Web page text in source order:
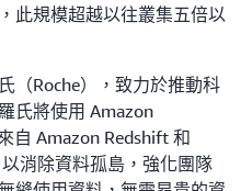
此規模超越以往叢集五倍以
（Roche），致力於推動科
氏將使用 Amazon
自 Amazon Redshift 和
消除資料孤島，強化團隊